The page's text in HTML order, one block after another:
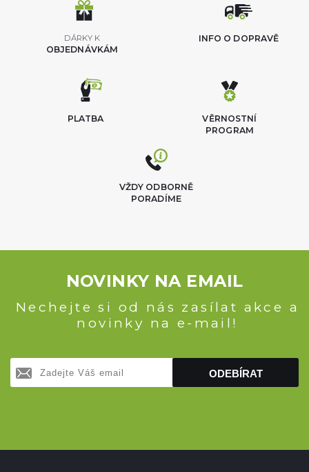
DÁRKY K
OBJEDNÁVKÁM
INFO O DOPRAVĚ
VĚRNOSTNÍ
PROGRAM
PLATBA
VŽDY ODBORNĚ
PORADÍME
NOVINKY NA EMAIL
Nechejte si od nás zasílat akce a
novinky na e-mail!
ODEBÍRAT